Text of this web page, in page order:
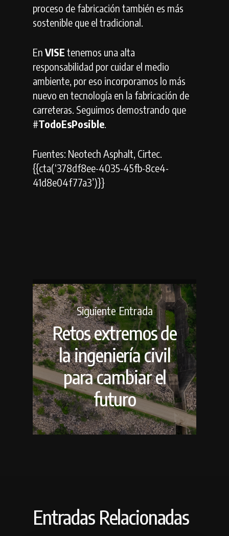
proceso de fabricación también es más
sostenible que el tradicional.
En VISE tenemos una alta
responsabilidad por cuidar el medio
ambiente, por eso incorporamos lo más
nuevo en tecnología en la fabricación de
carreteras. Seguimos demostrando que
#TodoEsPosible.
Fuentes: Neotech Asphalt, Cirtec.
{{cta(‘378df8ee-4035-45fb-8ce4-
41d8e04f77a3’)}}
Siguiente Entrada
Retos extremos de
la ingeniería civil
para cambiar el
futuro
Entradas Relacionadas